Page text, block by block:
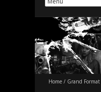
Home / Grand Format